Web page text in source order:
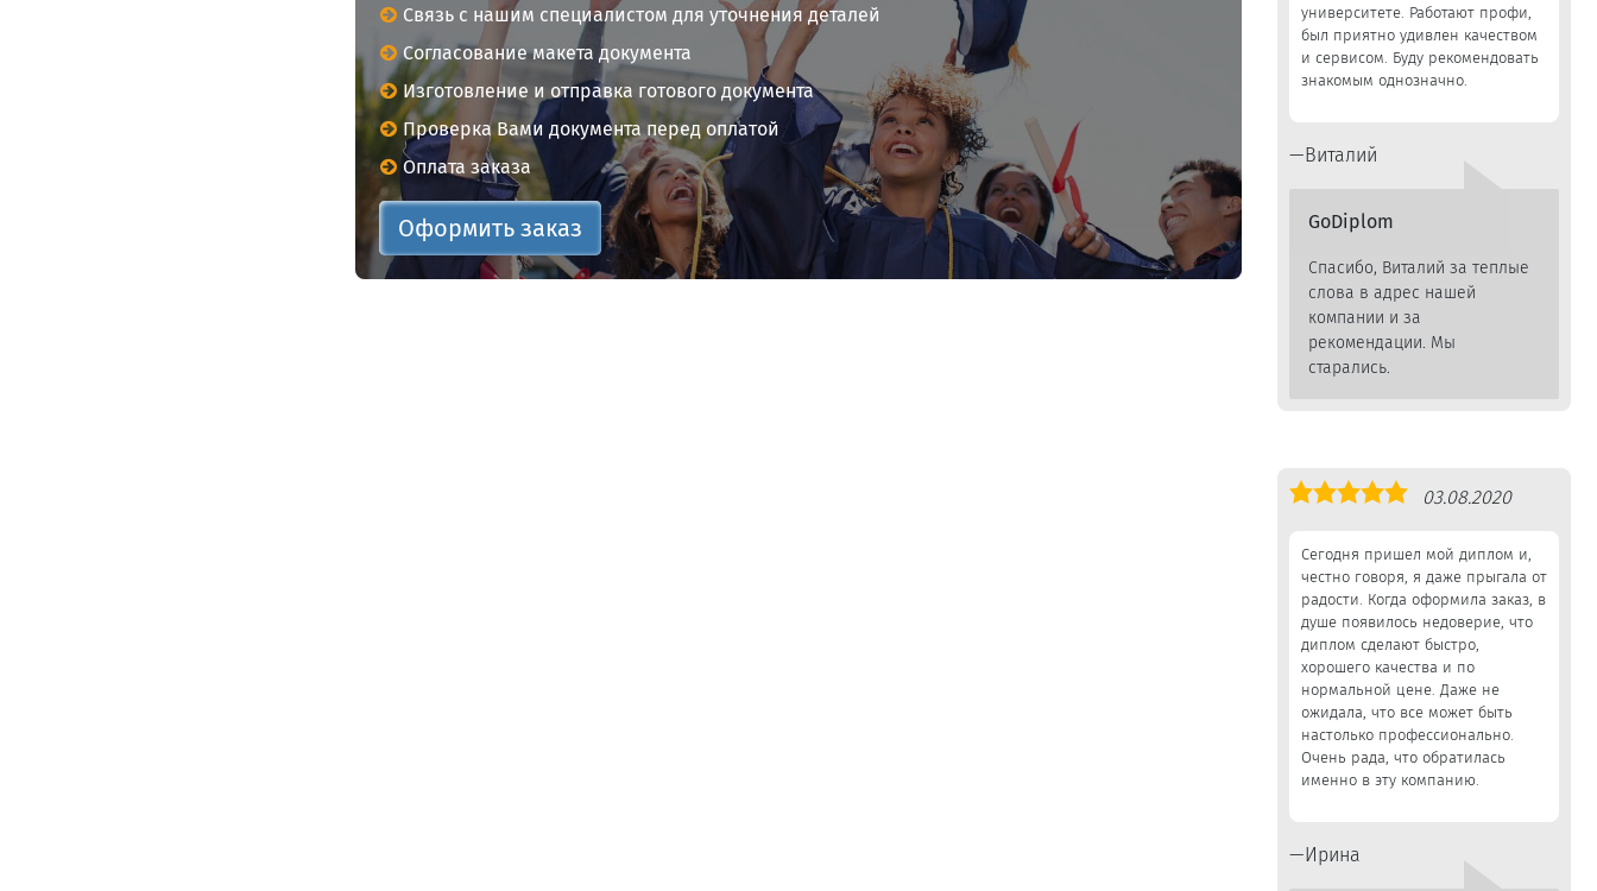
Связь с нашим специалистом для уточнения деталей
Согласование макета документа
Изготовление и отправка готового документа
Проверка Вами документа перед оплатой
Оплата заказа
Оформить заказ
университете. Работают профи,
был приятно удивлен качеством
и сервисом. Буду рекомендовать
знакомым однозначно.
Виталий
GoDiplom
Спасибо, Виталий за теплые
слова в адрес нашей
компании и за
рекомендации. Мы
старались.
Оценка
03.08.2020
Сегодня пришел мой диплом и,
честно говоря, я даже прыгала от
радости. Когда оформила заказ, в
душе появилось недоверие, что
диплом сделают быстро,
хорошего качества и по
нормальной цене. Даже не
ожидала, что все может быть
настолько профессионально.
Очень рада, что обратилась
именно в эту компанию.
Ирина